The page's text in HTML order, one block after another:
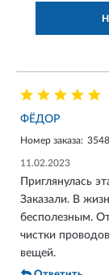
ФЁДОР
Номер заказа:
11.02.2023
Приглянулась
Заказали. В
бесполезным.
чистки
вещей.